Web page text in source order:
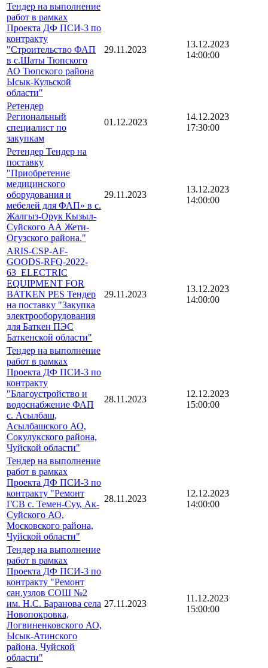
Тендер на выполнение
работ в рамках
Проекта ДФ ПСИ-3 по
контракту
"Строительство ФАП
в с.Шаты Тюпского
АО Тюпского района
Ысык-Кульской
области"
29.11.2023
13.12.2023
14:00:00
Ретендер
Региональный
специалист по
закупкам
01.12.2023
14.12.2023
17:30:00
Ретендер Тендер на
поставку
"Приобретение
медицинского
оборудования и
мебелей для ФАП» в с.
Жалгыз-Орук Кызыл-
Суйского АА Жети-
Огузского района."
29.11.2023
13.12.2023
14:00:00
ARIS-CSP-AF-
GOODS-RFQ-2022-
63_ELECTRIC
EQUIPMENT FOR
BATKEN PES Тендер
на поставку "Закупка
электрооборудования
для Баткен ПЭС
Баткенской области"
29.11.2023
13.12.2023
14:00:00
Тендер на выполнение
работ в рамках
Проекта ДФ ПСИ-3 по
контракту
"Благоустройство и
водоснабжение ФАП
с. Асылбаш,
Асылбашского АО,
Сокулукского района,
Чуйской области"
28.11.2023
12.12.2023
15:00:00
Тендер на выполнение
работ в рамках
Проекта ДФ ПСИ-3 по
контракту "Ремонт
ГСВ с. Темен-Суу, Ак-
Суйского АО,
Московского района,
Чуйской области"
28.11.2023
12.12.2023
14:00:00
Тендер на выполнение
работ в рамках
Проекта ДФ ПСИ-3 по
контракту "Ремонт
сан.узлов СОШ №2
им. Н.С. Баранова села
Новопокровка,
Логвиненковского АО,
Ысык-Атинского
района, Чуйской
области"
27.11.2023
11.12.2023
15:00:00